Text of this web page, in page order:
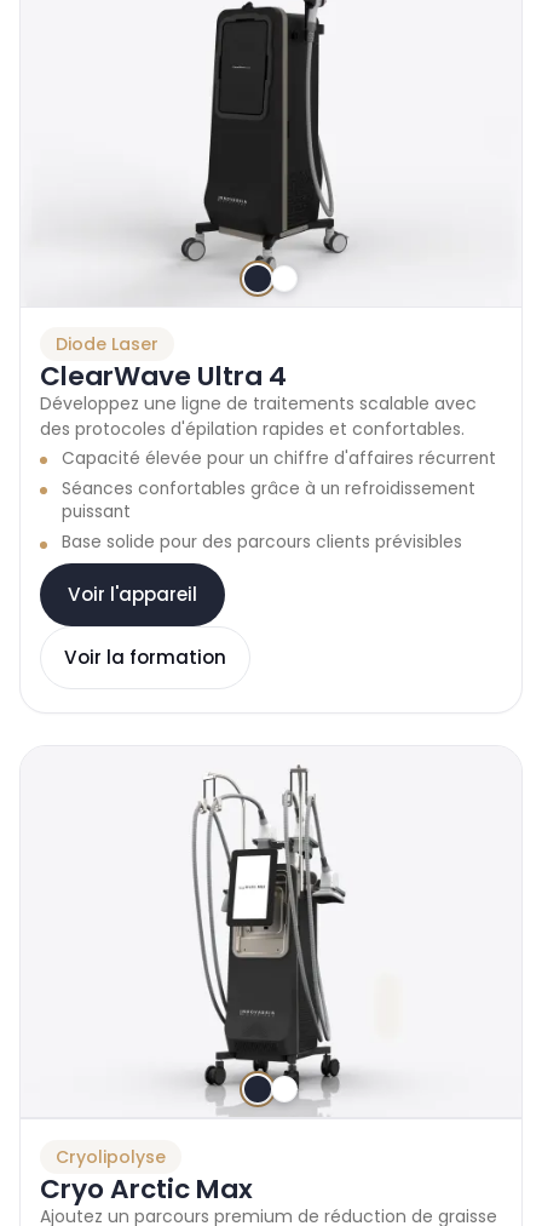
Diode Laser
ClearWave Ultra 4
Développez une ligne de traitements scalable avec
des protocoles d'épilation rapides et confortables.
Capacité élevée pour un chiffre d'affaires récurrent
Séances confortables grâce à un refroidissement
puissant
Base solide pour des parcours clients prévisibles
Voir l'appareil
Voir la formation
Cryolipolyse
Cryo Arctic Max
Ajoutez un parcours premium de réduction de graisse